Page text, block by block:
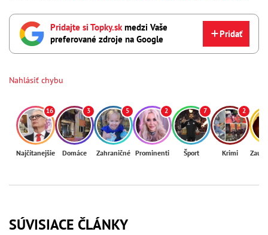
Pridajte si Topky.skmedzi Vaše
preferované zdroje na Google
Pridať
Nahlásiť chybu
16
Najčítanejšie
3
Domáce
5
Zahraničné
2
Prominenti
7
Šport
2
Krimi
SÚVISIACE ČLÁNKY